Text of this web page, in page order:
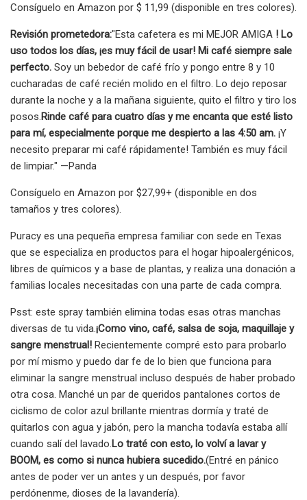
Consíguelo en Amazon por $ 11,99 (disponible en tres colores).
Revisión prometedora:"Esta cafetera es mi MEJOR AMIGA ! Lo
uso todos los días, ¡es muy fácil de usar! Mi café siempre sale
perfecto. Soy un bebedor de café frío y pongo entre 8 y 10
cucharadas de café recién molido en el filtro. Lo dejo reposar
durante la noche y a la mañana siguiente, quito el filtro y tiro los
posos.Rinde café para cuatro días y me encanta que esté listo
para mí, especialmente porque me despierto a las 4:50 am. ¡Y
necesito preparar mi café rápidamente! También es muy fácil
de limpiar." —Panda
Consíguelo en Amazon por $27,99+ (disponible en dos
tamaños y tres colores).
Puracy es una pequeña empresa familiar con sede en Texas
que se especializa en productos para el hogar hipoalergénicos,
libres de químicos y a base de plantas, y realiza una donación a
familias locales necesitadas con una parte de cada compra.
Psst: este spray también elimina todas esas otras manchas
diversas de tu vida.¡Como vino, café, salsa de soja, maquillaje y
sangre menstrual! Recientemente compré esto para probarlo
por mí mismo y puedo dar fe de lo bien que funciona para
eliminar la sangre menstrual incluso después de haber probado
otra cosa. Manché un par de queridos pantalones cortos de
ciclismo de color azul brillante mientras dormía y traté de
quitarlos con agua y jabón, pero la mancha todavía estaba allí
cuando salí del lavado.Lo traté con esto, lo volví a lavar y
BOOM, es como si nunca hubiera sucedido.(Entré en pánico
antes de poder ver un antes y un después, por favor
perdónenme, dioses de la lavandería).